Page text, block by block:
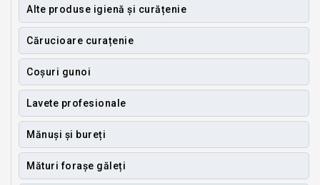
Alte produse igienă și curățenie
Cărucioare curațenie
Coșuri gunoi
Lavete profesionale
Mănuși și bureți
Mături forașe găleți